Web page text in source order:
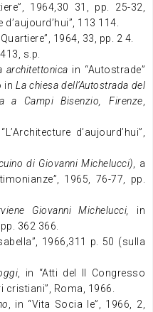
1964,30 31, pp. 25-32,
113 114.
1964, 33, pp. 2 4.
s.p.
architettonica in “Autostrade”
inLa chiesa dell’Autostrada del
a Campi Bisenzio, Firenze,
d’aujourd’hui”,
di Giovanni Michelucci), a
1965, 76-77, pp.
Giovanni Michelucci,
in
362 366.
1966,311 p. 50 (sulla
, in “Atti del II Congresso
cristiani”, Roma, 1966.
, in “Vita Socia le”, 1966, 2,